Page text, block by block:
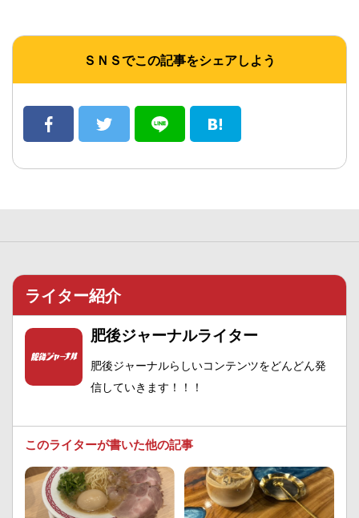
ＳＮＳでこの記事をシェアしよう
ライター紹介
肥後ジャーナルライター
肥後ジャーナルらしいコンテンツをどんどん発
信していきます！！！
このライターが書いた他の記事